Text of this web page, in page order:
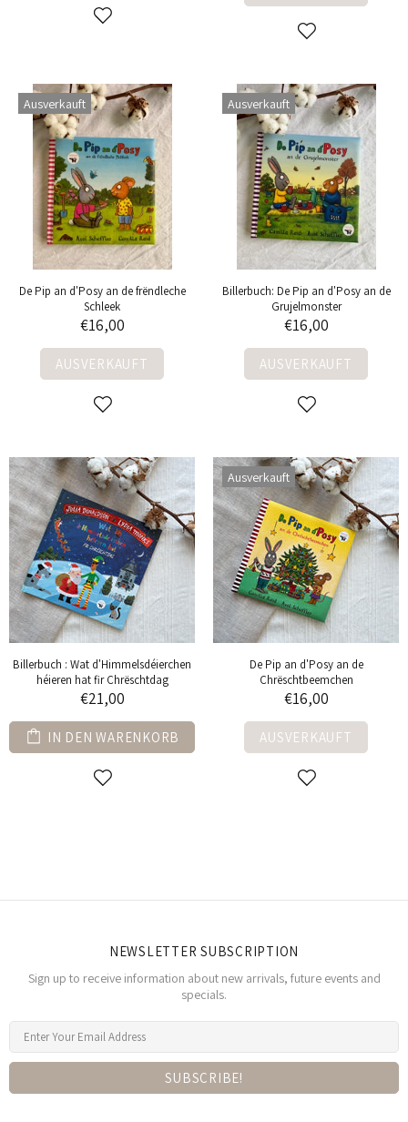
Ausverkauft
De Pip an d'Posy an de frëndleche
Schleek
€16,00
AUSVERKAUFT
Ausverkauft
Billerbuch: De Pip an d'Posy an de
Grujelmonster
€16,00
AUSVERKAUFT
Billerbuch : Wat d'Himmelsdéierchen
héieren hat fir Chrëschtdag
€21,00
IN DEN WARENKORB
Ausverkauft
De Pip an d'Posy an de
Chrëschtbeemchen
€16,00
AUSVERKAUFT
NEWSLETTER SUBSCRIPTION
Sign up to receive information about new arrivals, future events and
specials.